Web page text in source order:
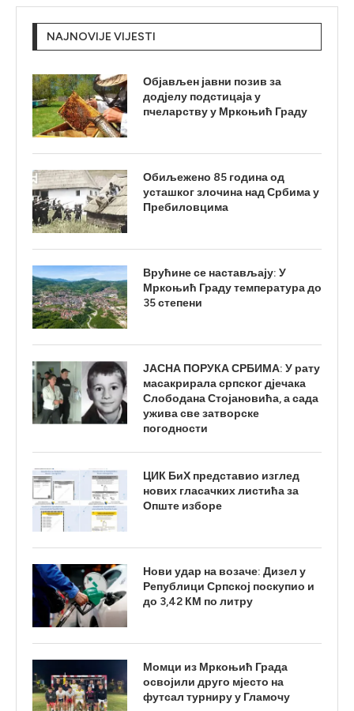
NAJNOVIJE VIJESTI
Објављен јавни позив за
додјелу подстицаја у
пчеларству у Мркоњић Граду
Обиљежено 85 година од
усташког злочина над Србима у
Пребиловцима
Врућине се настављају: У
Мркоњић Граду температура до
35 степени
ЈАСНА ПОРУКА СРБИМА: У рату
масакрирала српског дјечака
Слободана Стојановића, а сада
ужива све затворске
погодности
ЦИК БиХ представио изглед
нових гласачких листића за
Опште изборе
Нови удар на возаче: Дизел у
Републици Српској поскупио и
до 3,42 КМ по литру
Момци из Мркоњић Града
освојили друго мјесто на
футсал турниру у Гламочу